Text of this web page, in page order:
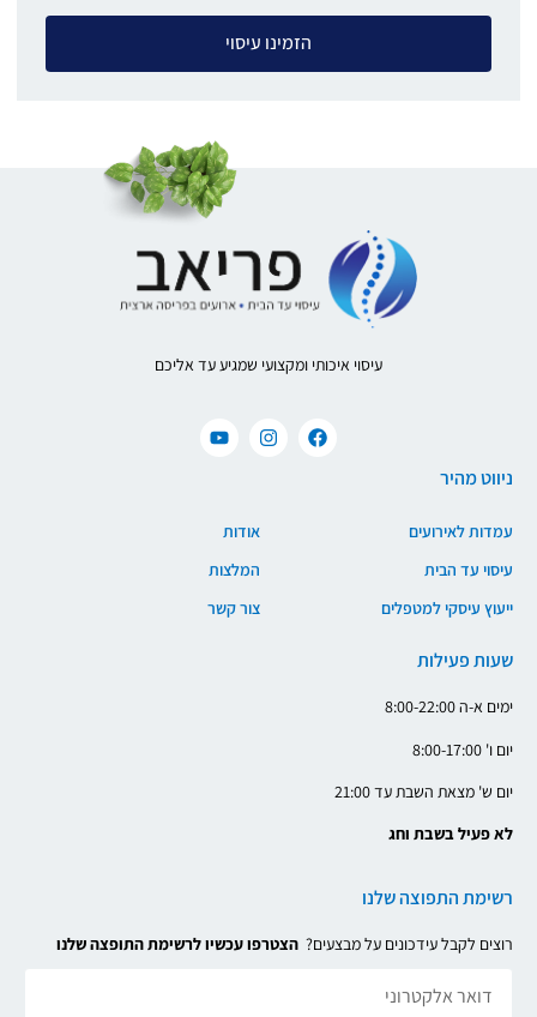
הזמינו עיסוי
עיסוי איכותי ומקצועי שמגיע עד אליכם
ניווט מהיר
עמדות לאירועים
עיסוי עד הבית
ייעוץ עיסקי למטפלים
אודות
המלצות
צור קשר
שעות פעילות
ימים א-ה 8:00-22:00
יום ו' 8:00-17:00
יום ש' מצאת השבת עד 21:00
לא פעיל בשבת וחג
רשימת התפוצה שלנו
רוצים לקבל עידכונים על מבצעים? הצטרפו עכשיו לרשימת התופצה שלנו